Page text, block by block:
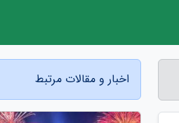
اخبار و مقالات مرتبط